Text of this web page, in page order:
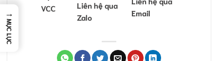
VCC
Liên hệ qua
Zalo
Email
→
MỤC LỤC